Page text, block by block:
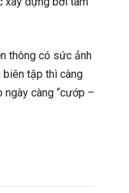
thông có sức ảnh
biên tập thì càng
càng “cướp –